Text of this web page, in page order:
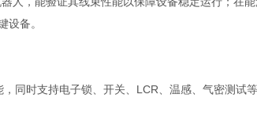
设备。
同时支持电子锁、开关、LCR、温感、气密测试